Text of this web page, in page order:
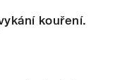
kouření.